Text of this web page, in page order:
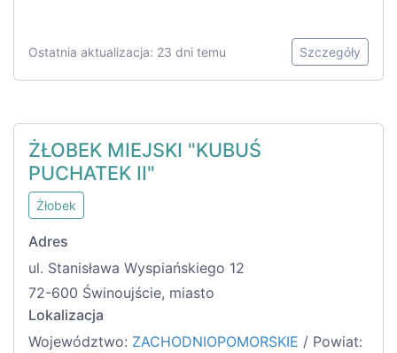
Ostatnia aktualizacja: 23 dni temu Szczegóły
ŻŁOBEK MIEJSKI "KUBUŚ
PUCHATEK II"
Żłobek
Adres
ul. Stanisława Wyspiańskiego 12
72-600 Świnoujście, miasto
Lokalizacja
Województwo: ZACHODNIOPOMORSKIE / Powiat: